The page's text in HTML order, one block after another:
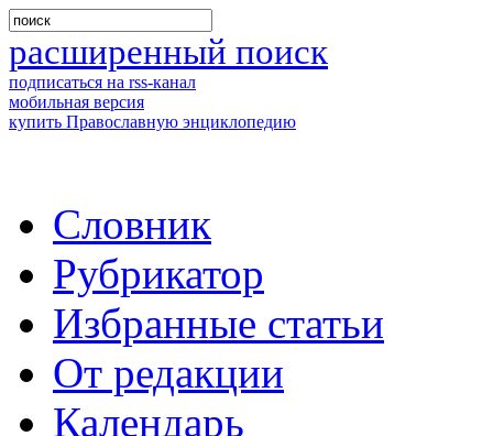
расширенный поиск
подписаться на rss-канал
мобильная версия
купить Православную энциклопедию
Словник
Рубрикатор
Избранные статьи
От редакции
Календарь